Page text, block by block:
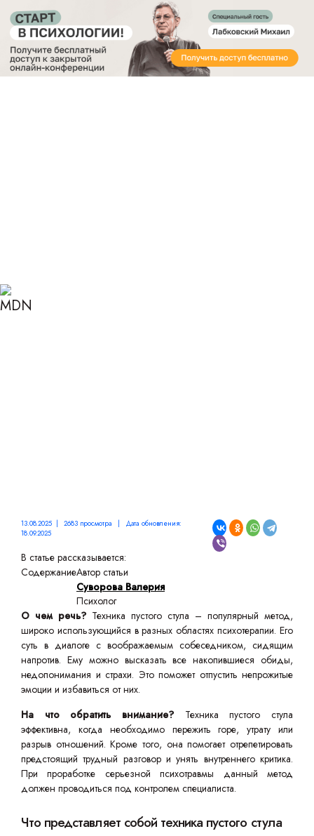
13.08.2025 | 2683 просмотра | Дата обновления:
18.09.2025
В статье рассказывается:
СодержаниеАвтор статьи
Суворова Валерия
Психолог
О чем речь? Техника пустого стула – популярный метод,
широко использующийся в разных областях психотерапии. Его
суть в диалоге с воображаемым собеседником, сидящим
напротив. Ему можно высказать все накопившиеся обиды,
недопонимания и страхи. Это поможет отпустить непрожитые
эмоции и избавиться от них.
На что обратить внимание? Техника пустого стула
эффективна, когда необходимо пережить горе, утрату или
разрыв отношений. Кроме того, она помогает отрепетировать
предстоящий трудный разговор и унять внутреннего критика.
При проработке серьезной психотравмы данный метод
должен проводиться под контролем специалиста.
Что представляет собой техника пустого стула